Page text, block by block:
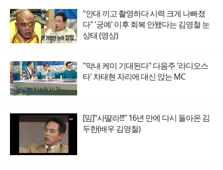
"안대 끼고 촬영하다 시력 크게 나빠졌
다" '궁예' 이후 회복 안됐다는 김영철 눈
상태 (영상)
"막내 케미 기대된다" 다음주 '라디오스
타' 차태현 자리에 대신 앉는 MC
[밈]"사딸라!!!" 16년 만에 다시 돌아온 김
두한(배우 김영철)